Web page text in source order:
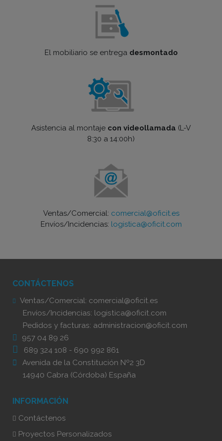
El mobiliario se entrega desmontado
Asistencia al montaje con videollamada (L-V
8:30 a 14:00h)
Ventas/Comercial: comercial@oficit.es
Envíos/Incidencias: logistica@oficit.com
CONTÁCTENOS
Ventas/Comercial: comercial@oficit.es
Envíos/Incidencias: logistica@oficit.com
Pedidos y facturas: administracion@oficit.com
957 04 89 26
689 324 108 - 690 992 861
Avenida de la Constitución Nº2 3D
14940 Cabra (Córdoba) España
INFORMACIÓN
Contáctenos
Proyectos Personalizados